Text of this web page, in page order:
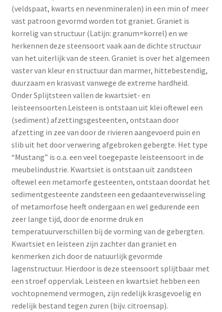
(veldspaat, kwarts en nevenmineralen) in een min of meer
vast patroon gevormd worden tot graniet. Graniet is
korrelig van structuur (Latijn: granum=korrel) en we
herkennen deze steensoort vaak aan de dichte structuur
van het uiterlijk van de steen. Graniet is over het algemeen
vaster van kleur en structuur dan marmer, hittebestendig,
duurzaam en krasvast vanwege de extreme hardheid.
Onder Splijtsteen vallen de kwartsiet- en
leisteensoorten.Leisteen is ontstaan uit klei oftewel een
(sediment) afzettingsgesteenten, ontstaan door
afzetting in zee van door de rivieren aangevoerd puin en
slib uit het door verwering afgebroken gebergte. Het type
“Mustang” is o.a. een veel toegepaste leisteensoort in de
meubelindustrie. Kwartsiet is ontstaan uit zandsteen
oftewel een metamorfe gesteenten, ontstaan doordat het
sedimentgesteente zandsteen een gedaanteverwisseling
of metamorfose heeft ondergaan en wel gedurende een
zeer lange tijd, door de enorme druk en
temperatuurverschillen bij de vorming van de gebergten.
Kwartsiet en leisteen zijn zachter dan graniet en
kenmerken zich door de natuurlijk gevormde
lagenstructuur. Hierdoor is deze steensoort splijtbaar met
een stroef oppervlak. Leisteen en kwartsiet hebben een
vochtopnemend vermogen, zijn redelijk krasgevoelig en
redelijk bestand tegen zuren (bijv. citroensap).